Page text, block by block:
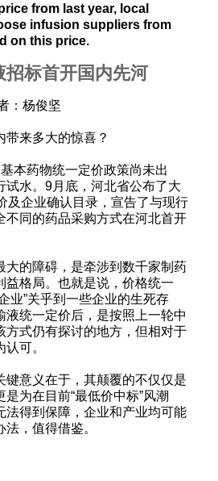
from last year, local
infusion suppliers from
on this price.
标首开国内先河
：杨俊坚
带来多大的惊喜？
本药物统一定价政策尚未出
试水。9月底，河北省公布了大
及企业确认目录，宣告了与现行
不同的药品采购方式在河北首开
大的障碍，是牵涉到数千家制药
益格局。也就是说，价格统一
业”关乎到一些企业的生死存
液统一定价后，是按照上一轮中
方式仍有探讨的地方，但相对于
可。
键意义在于，其颠覆的不仅仅是
为在目前“最低价中标”风潮
法得到保障，企业和产业均可能
，值得借鉴。